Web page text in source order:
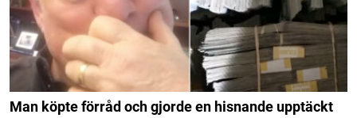
Man köpte förråd och gjorde en hisnande upptäckt